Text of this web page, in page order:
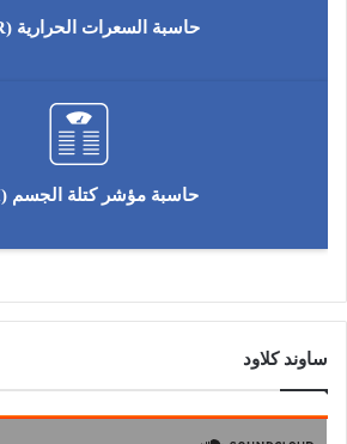
حاسبة السعرات الحرارية (BMR)
حاسبة مؤشر كتلة الجسم (BMI)
ساوند كلاود